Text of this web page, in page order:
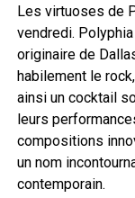
Les virtuoses de
vendredi.
originaire de
habilement le
ainsi un cocktail
leurs
compositions
un nom
contemporain.